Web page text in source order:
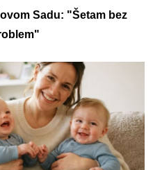
Sadu: "Šetam bez